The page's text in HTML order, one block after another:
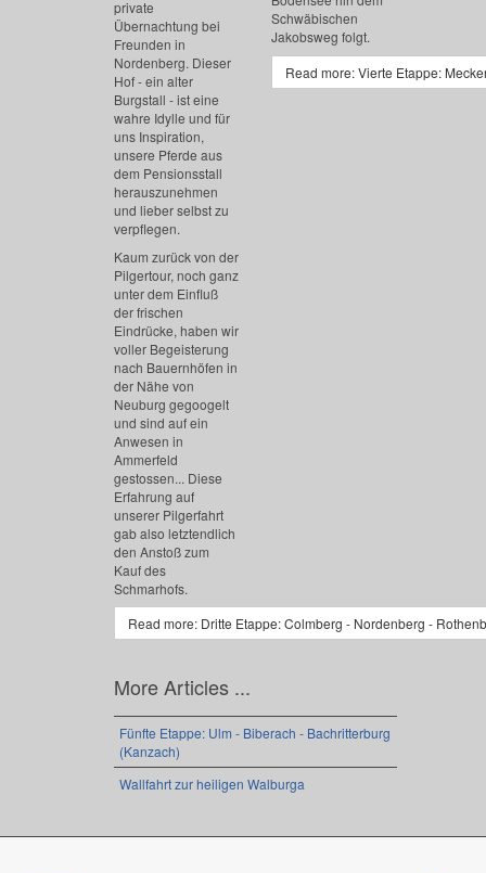
private
Übernachtung bei
Freunden in
Nordenberg. Dieser
Hof - ein alter
Burgstall - ist eine
wahre Idylle und für
uns Inspiration,
unsere Pferde aus
dem Pensionsstall
herauszunehmen
und lieber selbst zu
verpflegen.
Kaum zurück von der
Pilgertour, noch ganz
unter dem Einfluß
der frischen
Eindrücke, haben wir
voller Begeisterung
nach Bauernhöfen in
der Nähe von
Neuburg gegoogelt
und sind auf ein
Anwesen in
Ammerfeld
gestossen... Diese
Erfahrung auf
unserer Pilgerfahrt
gab also letztendlich
den Anstoß zum
Kauf des
Schmarhofs.
Read more: Dritte Etappe: Colmberg - Nordenberg -
Schwäbischen
Jakobsweg folgt.
Read more: Vierte Etappe:
More Articles ...
Fünfte Etappe: Ulm - Biberach - Bachritterburg
(Kanzach)
Wallfahrt zur heiligen Walburga